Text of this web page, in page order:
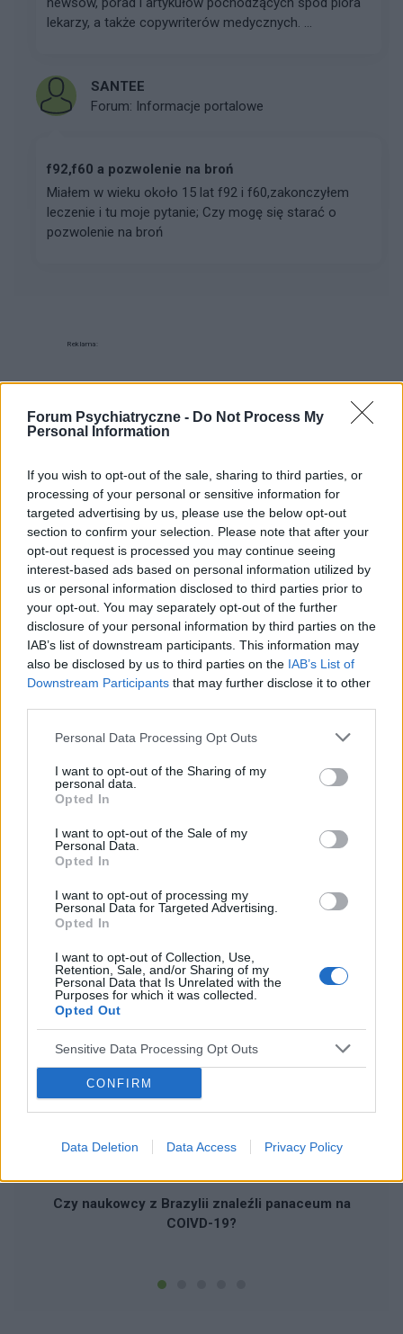
Forum Psychiatryczne - Do Not Process My
Personal Information
If you wish to opt-out of the sale, sharing to third parties, or
processing of your personal or sensitive information for
targeted advertising by us, please use the below opt-out
section to confirm your selection. Please note that after your
opt-out request is processed you may continue seeing
interest-based ads based on personal information utilized by
us or personal information disclosed to third parties prior to
your opt-out. You may separately opt-out of the further
disclosure of your personal information by third parties on the
IAB’s list of downstream participants. This information may
also be disclosed by us to third parties on the IAB’s List of
Downstream Participants that may further disclose it to other
Personal Data Processing Opt Outs
I want to opt-out of the Sharing of my
personal data.
Opted In
I want to opt-out of the Sale of my
Personal Data.
Opted In
I want to opt-out of processing my
Personal Data for Targeted Advertising.
Opted In
I want to opt-out of Collection, Use,
Retention, Sale, and/or Sharing of my
Personal Data that Is Unrelated with the
Purposes for which it was collected.
Opted Out
Sensitive Data Processing Opt Outs
CONFIRM
Data Deletion Data Access Privacy Policy
lekarzy, a także copywriterów medycznych. ...
SANTEE
Forum: Informacje portalowe
f92,f60 a pozwolenie na broń
Miałem w wieku około 15 lat f92 i f60,zakonczyłem
leczenie i tu moje pytanie; Czy mogę się starać o
pozwolenie na broń
Reklama:
POLECAMY TREŚCI Z KATEGORII
Czy naukowcy z Brazylii znaleźli panaceum na
COIVD-19?
‹ ›